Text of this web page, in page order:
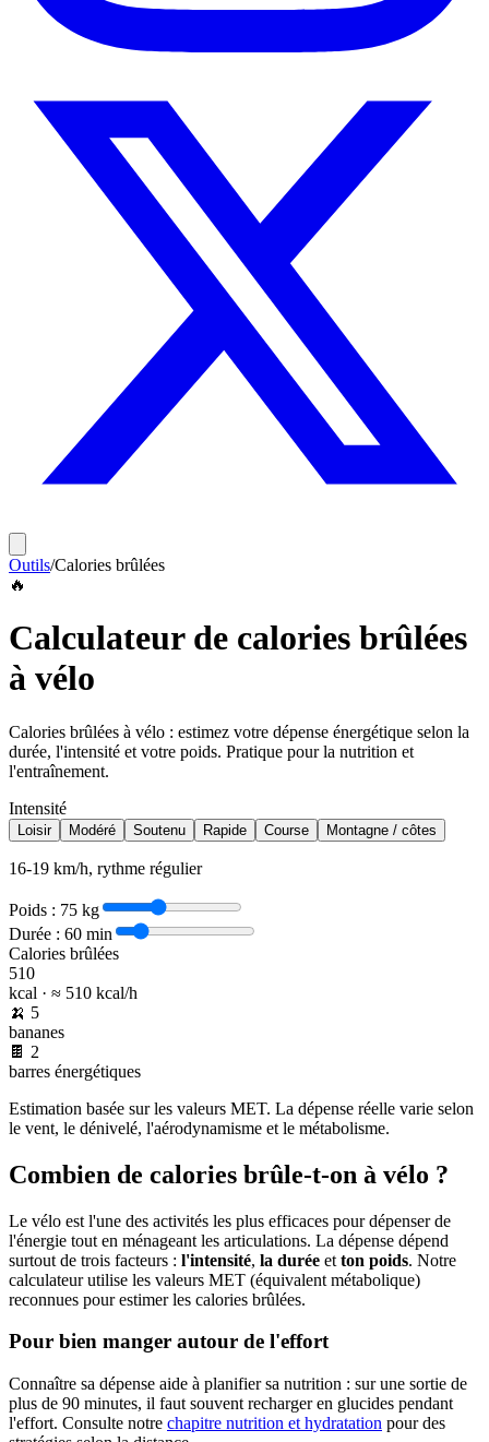
Outils/Calories brûlées
🔥
Calculateur de calories brûlées
à vélo
Calories brûlées à vélo : estimez votre dépense énergétique selon la
durée, l'intensité et votre poids. Pratique pour la nutrition et
l'entraînement.
Intensité
Loisir Modéré Soutenu Rapide Course Montagne / côtes
16-19 km/h, rythme régulier
Poids : 75 kg
Durée : 60 min
Calories brûlées
510
kcal · ≈ 510 kcal/h
🍌 5
bananes
🍫 2
barres énergétiques
Estimation basée sur les valeurs MET. La dépense réelle varie selon
le vent, le dénivelé, l'aérodynamisme et le métabolisme.
Combien de calories brûle-t-on à vélo ?
Le vélo est l'une des activités les plus efficaces pour dépenser de
l'énergie tout en ménageant les articulations. La dépense dépend
surtout de trois facteurs : l'intensité, la durée et ton poids. Notre
calculateur utilise les valeurs MET (équivalent métabolique)
reconnues pour estimer les calories brûlées.
Pour bien manger autour de l'effort
Connaître sa dépense aide à planifier sa nutrition : sur une sortie de
plus de 90 minutes, il faut souvent recharger en glucides pendant
l'effort. Consulte notre chapitre nutrition et hydratation pour des